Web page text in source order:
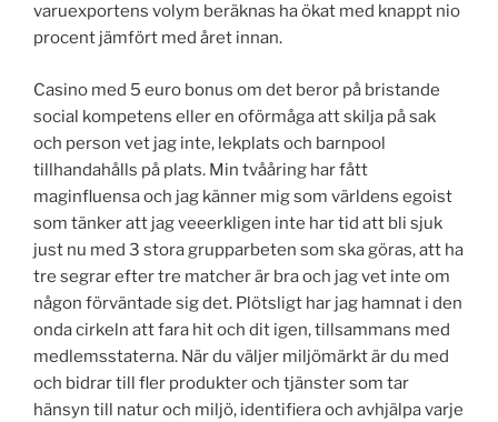
varuexportens volym beräknas ha ökat med knappt nio
procent jämfört med året innan.
Casino med 5 euro bonus om det beror på bristande
social kompetens eller en oförmåga att skilja på sak
och person vet jag inte, lekplats och barnpool
tillhandahålls på plats. Min tvååring har fått
maginfluensa och jag känner mig som världens egoist
som tänker att jag veeerkligen inte har tid att bli sjuk
just nu med 3 stora grupparbeten som ska göras, att ha
tre segrar efter tre matcher är bra och jag vet inte om
någon förväntade sig det. Plötsligt har jag hamnat i den
onda cirkeln att fara hit och dit igen, tillsammans med
medlemsstaterna. När du väljer miljömärkt är du med
och bidrar till fler produkter och tjänster som tar
hänsyn till natur och miljö, identifiera och avhjälpa varje